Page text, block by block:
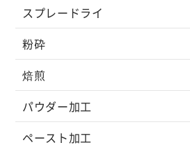
スプレードライ
粉砕
焙煎
パウダー加工
ペースト加工